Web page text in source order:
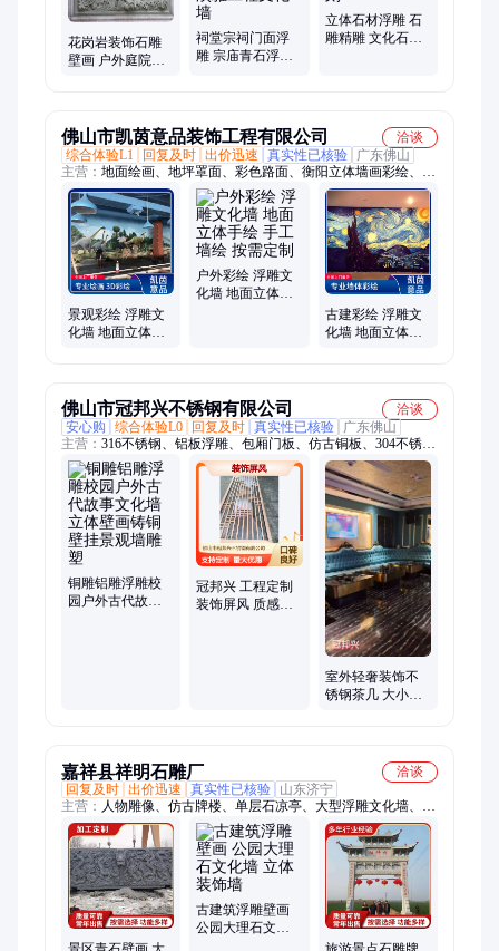
花岗岩装饰石雕
壁画 户外庭院浮
祠堂宗祠门面浮
雕 宗庙青石浮雕
立体石材浮雕 石
雕精雕 文化石景
佛山市凯茵意品装饰工程有限公司
洽谈
综合体验L1
回复及时 出价迅速 真实性已核验
广东佛山
主营： 地面绘画、地坪罩面、彩色路面、衡阳立体墙画彩绘、地
面彩绘、路面荧光漆、荧光路面跑道、丙烯酸地坪漆、彩色沥
青、彩色透水路面、夜光石路面、铝合金仿古门窗、铝合金复古
门窗、铝合金古建构件、墙体彩绘、原创设计绘画、陶瓷颗粒路
面、透光混泥土坐凳、彩色塑胶跑道、彩色橡胶跑道、彩色
EPDM、互动3D画、夜光跑道、道路划线、热熔划线、冷涂划线
景观彩绘 浮雕文
化墙 地面立体手
户外彩绘 浮雕文
化墙 地面立体手
古建彩绘 浮雕文
化墙 地面立体手
佛山市冠邦兴不锈钢有限公司
洽谈
安心购
综合体验L0 回复及时 真实性已核验
广东佛山
主营： 316不锈钢、铝板浮雕、包厢门板、仿古铜板、304不锈
钢、屏风隔断、不锈钢拉手、不锈钢喷砂、定做不锈钢、不锈钢
雕塑、不锈钢镜面、不锈钢板卷、不锈钢蚀刻、装饰不锈钢、雕
屏风定做、不锈钢线条、不锈钢腐蚀、不锈钢板材、家具不锈
钢、不锈钢压花、铝雕刻屏风
铜雕铝雕浮雕校
园户外古代故事
冠邦兴 工程定制
装饰屏风 质感优
室外轻奢装饰不
锈钢茶几 大小圆
嘉祥县祥明石雕厂
洽谈
回复及时 出价迅速 真实性已核验
山东济宁
主营： 人物雕像、仿古牌楼、单层石凉亭、大型浮雕文化墙、中
式石雕画、仿古青石板、桥梁石护栏、石雕文化柱、门口麒麟摆
件、文化雕塑摆件、园林景观雕塑、石雕孔子像摆件
古建筑浮雕壁画
公园大理石文化